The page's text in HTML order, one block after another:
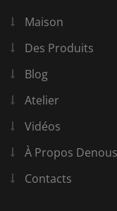
Maison
Des Produits
Blog
Atelier
Vidéos
À Propos Denous
Contacts